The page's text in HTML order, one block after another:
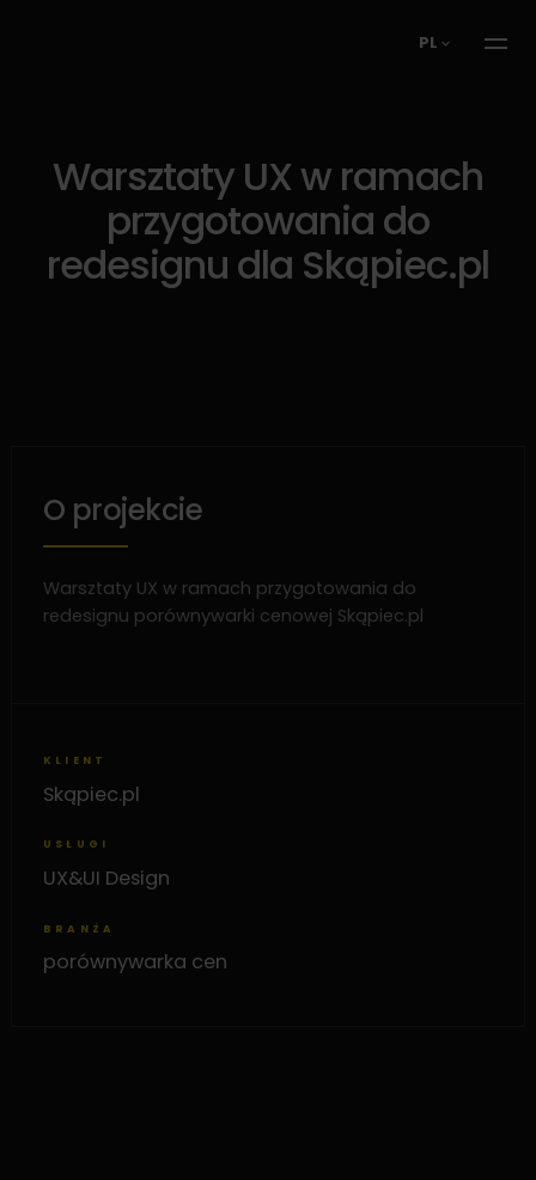
PL
Warsztaty UX w ramach
przygotowania do
redesignu dla Skąpiec.pl
O projekcie
Warsztaty UX w ramach przygotowania do
redesignu porównywarki cenowej Skąpiec.pl
KLIENT
Skąpiec.pl
USŁUGI
UX&UI Design
BRANŻA
porównywarka cen